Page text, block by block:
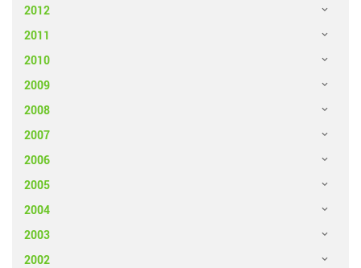
2012
2011
2010
2009
2008
2007
2006
2005
2004
2003
2002